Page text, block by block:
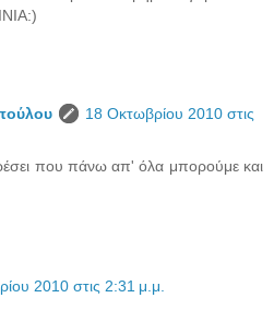
18 Οκτωβρίου 2010 στις
που πάνω απ' όλα μπορούμε και
2010 στις 2:31 μ.μ.